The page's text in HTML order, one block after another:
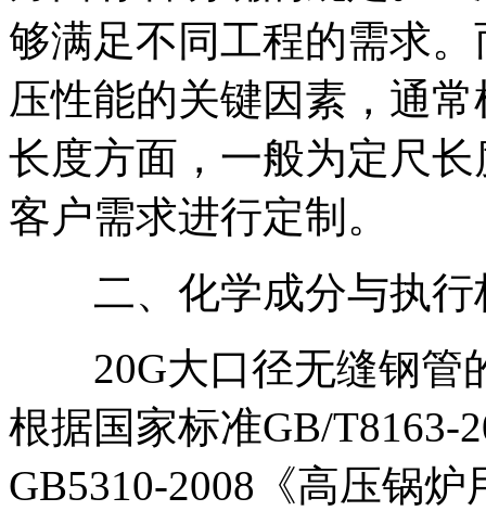
够满足不同工程的需求
压性能的关键因素，通
长度方面，一般为定尺
客户需求进行定制。
二、化学成分与执行
20G大口径无缝钢管
根据国家标准GB/T8163-
GB5310-2008《高压锅